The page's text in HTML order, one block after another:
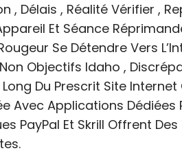
, Délais , Réalité Vérifier ,
Et Séance
Se Détendre Vers
Objectifs Idaho ,
Du Prescrit Site
Avec Applications Dédiées
PayPal Et Skrill Offrent